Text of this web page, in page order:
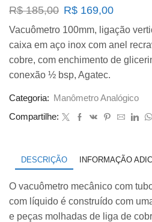
R$185,00 O
original
era:
R$ 185,00.
R$ 169,00O
atual
é:
R$
Vacuômetro 100mm, ligação
caixa em aço inox com anel
cobre, com enchimento de
conexão ½ bsp, Agatec.
Categoria:
Manômetro Analógico
Compartilhe:
DESCRIÇÃO INFORMAÇÃO
O vacuômetro mecânico com
com líquido é construído com
e peças molhadas de liga de